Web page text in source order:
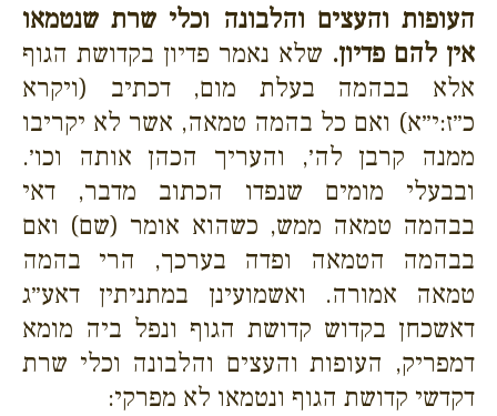
העופות והעצים והלבונה וכלי שרת שנטמאו
אין להם פדיון. שלא נאמר פדיון בקדושת הגוף
אלא בבהמה בעלת מום, דכתיב (ויקרא
כ״ז:י״א) ואם כל בהמה טמאה, אשר לא יקריבו
ממנה קרבן לה׳, והעריך הכהן אותה וכו׳.
ובבעלי מומים שנפדו הכתוב מדבר, דאי
בבהמה טמאה ממש, כשהוא אומר (שם) ואם
בבהמה הטמאה ופדה בערכך, הרי בהמה
טמאה אמורה. ואשמועינן במתניתין דאע״ג
דאשכחן בקדוש קדושת הגוף ונפל ביה מומא
דמפריק, העופות והעצים והלבונה וכלי שרת
דקדשי קדושת הגוף ונטמאו לא מפרקי: